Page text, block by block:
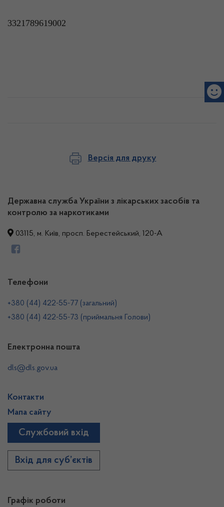
3321789619002
Версія для друку
Державна служба України з лікарських засобів та
контролю за наркотиками
03115, м. Київ, просп. Берестейський, 120-А
Графік роботи
Телефони
+380 (44) 422-55-77 (загальний)
+380 (44) 422-55-73 (приймальня Голови)
Електронна пошта
dls@dls.gov.ua
Контакти
Мапа сайту
Службовий вхід
Вхід для суб’єктів